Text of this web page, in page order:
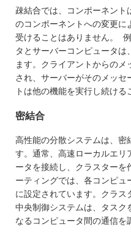
疎結合では、コンポーネント
のコンポーネントへの変更に
受けることはありません。
タとサーバーコンピュータは
ます。クライアントからの
され、サーバーがそのメッセ
トは他の機能を実行し続ける
密結合
高性能の分散システムは、密
す。通常、高速ローカルエリ
ータを接続し、クラスターを
ーティングでは、各コンピュ
に設定されています。クラス
中央制御システムは、タスク
なるコンピュータ間の通信を